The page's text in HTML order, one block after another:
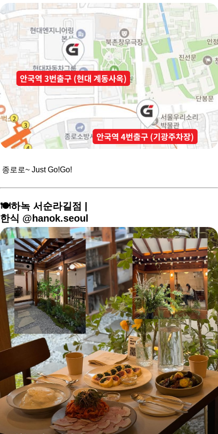
종로로~ Just Go!Go!
🍽️하녹 서순라길점 |
한식 @hanok.seoul